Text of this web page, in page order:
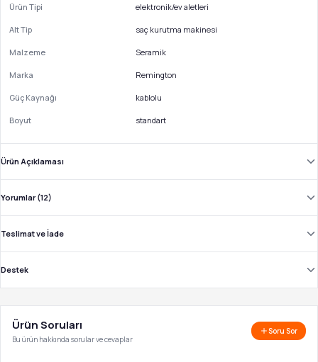
Ürün Tipi elektronik/ev aletleri
Alt Tip saç kurutma makinesi
Malzeme Seramik
Marka Remington
Güç Kaynağı kablolu
Boyut standart
Ürün Açıklaması
Yorumlar (12)
Teslimat ve İade
Destek
Ürün Soruları
Bu ürün hakkında sorular ve cevaplar
Soru Sor